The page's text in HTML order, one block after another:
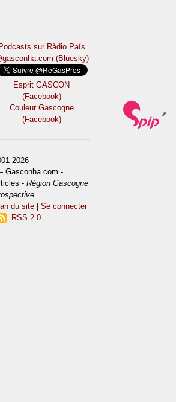
Podcasts sur Ràdio País
(Bluesky)
Esprit GASCON
(Facebook)
Couleur Gascogne
(Facebook)
2026
Gasconha.com -
-Région Gascogne
du site |Se connecter
RSS 2.0